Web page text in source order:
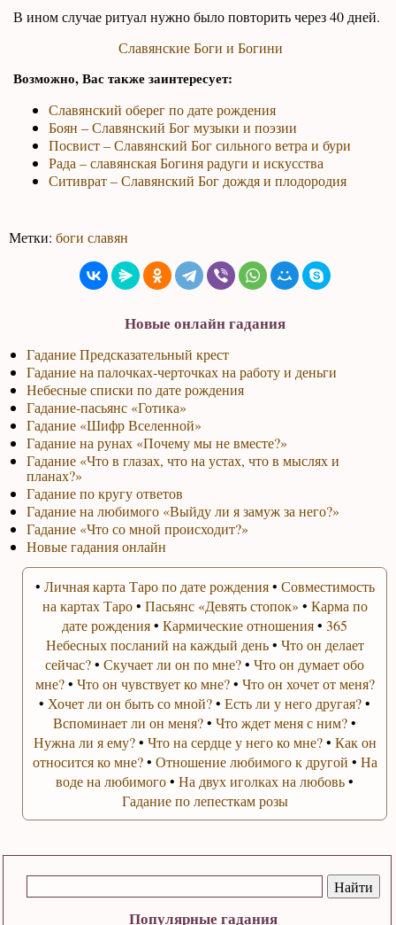
Популярные гадания
В ином случае ритуал нужно было повторить через 40 дней.
Славянские Боги и Богини
Возможно, Вас также заинтересует:
Славянский оберег по дате рождения
Боян – Славянский Бог музыки и поэзии
Посвист – Славянский Бог сильного ветра и бури
Рада – славянская Богиня радуги и искусства
Ситиврат – Славянский Бог дождя и плодородия
Метки:боги славян
Новые онлайн гадания
Гадание Предсказательный крест
Гадание на палочках-черточках на работу и деньги
Небесные списки по дате рождения
Гадание-пасьянс «Готика»
Гадание «Шифр Вселенной»
Гадание на рунах «Почему мы не вместе?»
Гадание «Что в глазах, что на устах, что в мыслях и
планах?»
Гадание по кругу ответов
Гадание на любимого «Выйду ли я замуж за него?»
Гадание «Что со мной происходит?»
Новые гадания онлайн
• Личная карта Таро по дате рождения• Совместимость
на картах Таро• Пасьянс «Девять стопок» • Карма по
дате рождения•Кармические отношения•365
Небесных посланий на каждый день• Что он делает
сейчас?•Скучает ли он по мне?•Что он думает обо
мне?• Что он чувствует ко мне?• Что он хочет от меня?
• Хочет ли он быть со мной?•Есть ли у него другая?•
Вспоминает ли он меня?•Что ждет меня с ним?•
Нужна ли я ему?• Что на сердце у него ко мне?• Как он
относится ко мне?• Отношение любимого к другой • На
воде на любимого•На двух иголках на любовь•
Гадание по лепесткам розы